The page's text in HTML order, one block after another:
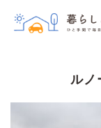
ルノ